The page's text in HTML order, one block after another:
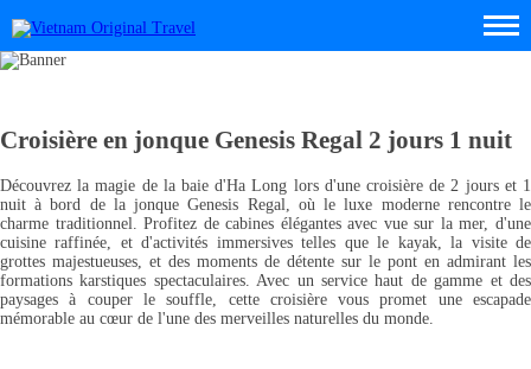
Croisière en jonque Genesis Regal 2 jours 1 nuit
Découvrez la magie de la baie d'Ha Long lors d'une croisière de 2 jours et 1
nuit à bord de la jonque Genesis Regal, où le luxe moderne rencontre le
charme traditionnel. Profitez de cabines élégantes avec vue sur la mer, d'une
cuisine raffinée, et d'activités immersives telles que le kayak, la visite de
grottes majestueuses, et des moments de détente sur le pont en admirant les
formations karstiques spectaculaires. Avec un service haut de gamme et des
paysages à couper le souffle, cette croisière vous promet une escapade
mémorable au cœur de l'une des merveilles naturelles du monde.